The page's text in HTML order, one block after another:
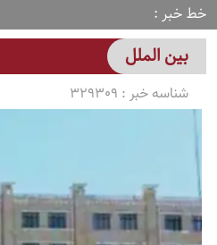
خط خبر
بین الملل
شناسه خبر : 329309